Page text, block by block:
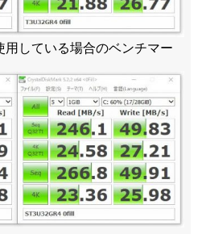
用している場合のベンチマー